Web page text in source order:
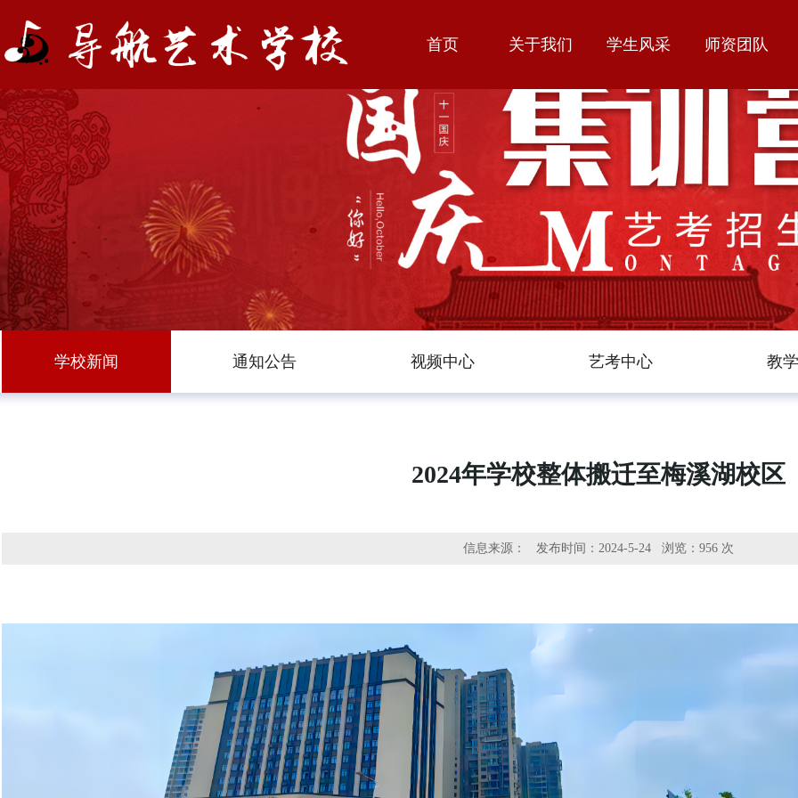
首页 关于我们 学生风采 师资团队
学校新闻 通知公告 视频中心 艺考中心 教
2024年学校整体搬迁至梅溪湖校区
信息来源： 发布时间：2024-5-24 浏览： 956 次